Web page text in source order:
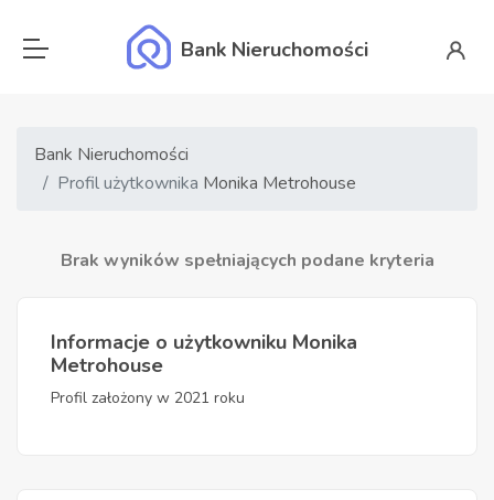
Bank Nieruchomości
Bank Nieruchomości
Profil użytkownika Monika Metrohouse
Brak wyników spełniających podane kryteria
Informacje o użytkowniku Monika
Metrohouse
Profil założony w 2021 roku